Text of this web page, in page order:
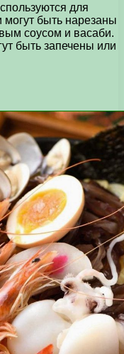
для
быть нарезаны
соусом и васаби.
быть запечены или